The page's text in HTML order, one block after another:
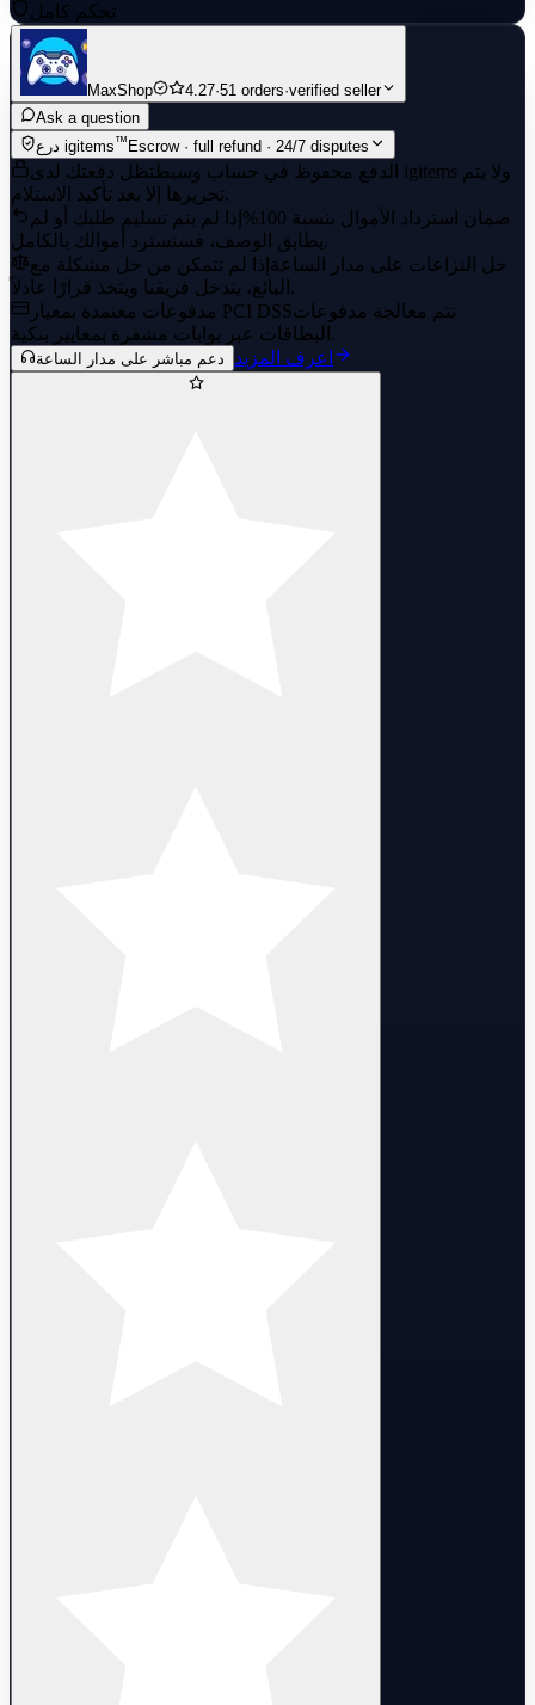
تحكم كامل
MaxShop 4.27·51 orders·verified seller
Ask a question
درع igitems™Escrow · full refund · 24/7 disputes
الدفع محفوظ في حساب وسيط تظل دفعتك لدى igitems ولا يتم
تحريرها إلا بعد تأكيد الاستلام.
ضمان استرداد الأموال بنسبة 100%
إذا لم يتم تسليم طلبك أو لم
يطابق الوصف، فستسترد أموالك بالكامل.
حل النزاعات على مدار الساعة إذا لم تتمكن من حل مشكلة مع
البائع، يتدخل فريقنا ويتخذ قرارًا عادلاً.
مدفوعات معتمدة بمعيار PCI DSSتتم معالجة مدفوعات
البطاقات عبر بوابات مشفرة بمعايير بنكية.
دعم مباشر على مدار الساعة اعرف المزيد